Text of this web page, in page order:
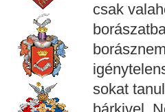
csak
sokat